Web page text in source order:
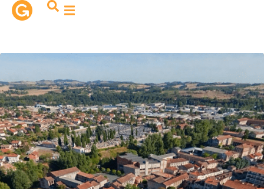
principal